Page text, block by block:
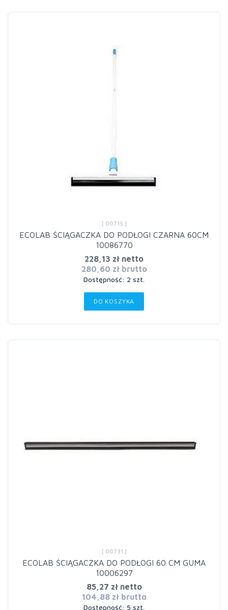
[ 00715 ]
ECOLAB ŚCIĄGACZKA DO PODŁOGI CZARNA 60CM
10086770
228,13 zł netto
280,60 zł brutto
Dostępność: 2 szt.
DO KOSZYKA
[ 00731 ]
ECOLAB ŚCIĄGACZKA DO PODŁOGI 60 CM GUMA
10006297
85,27 zł netto
104,88 zł brutto
Dostępność: 5 szt.